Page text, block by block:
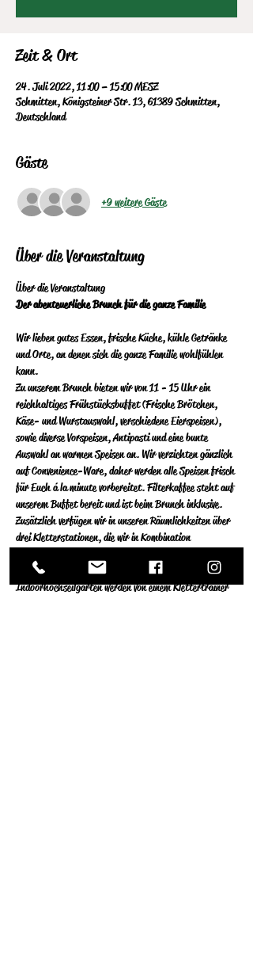
Zeit & Ort
24. Juli 2022, 11:00 – 15:00 MESZ
Schmitten, Königsteiner Str. 13, 61389 Schmitten,
Deutschland
Gäste
+9 weitere Gäste
Über die Veranstaltung
Über die Veranstaltung
Der abenteuerliche Brunch für die ganze Familie
Wir lieben gutes Essen, frische Küche, kühle Getränke
und Orte, an denen sich die ganze Familie wohlfühlen
kann.
Zu unserem Brunch bieten wir von 11 - 15 Uhr ein
reichhaltiges Frühstücksbuffet (Frische Brötchen,
Käse- und Wurstauswahl, verschiedene Eierspeisen),
sowie diverse Vorspeisen, Antipasti und eine bunte
Auswahl an warmen Speisen an.  Wir verzichten gänzlich
auf Convenience-Ware, daher werden alle Speisen frisch
für Euch á la minute vorbereitet.  Filterkaffee steht auf
unserem Buffet bereit und ist beim Brunch inklusive.
Zusätzlich verfügen wir in unseren Räumlichkeiten über
drei Kletterstationen, die wir in Kombination
Stationen an der Kletterwand und im
Indoorhochseilgarten werden von einem Klettertrainer